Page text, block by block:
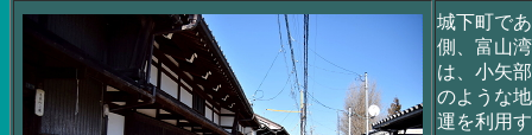
城下町で
側、富山
は、小矢
のような
運を利用